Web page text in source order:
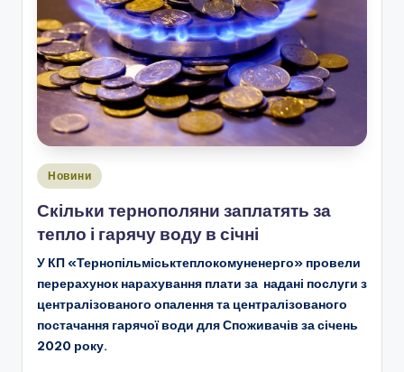
Опубліковано
Новини
Скільки тернополяни заплатять за
тепло і гарячу воду в січні
У КП «Тернопільміськтеплокомуненерго» провели
перерахунок нарахування плати за надані послуги з
централізованого опалення та централізованого
постачання гарячої води для Споживачів за січень
2020 року.